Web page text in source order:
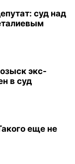
суд над
экс-
в суд
еще не